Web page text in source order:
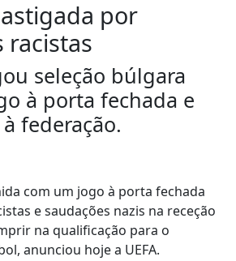
por
racistas
seleção búlgara
à porta fechada e
federação.
com um jogo à porta fechada
e saudações nazis na receção
na qualificação para o
anunciou hoje a UEFA.